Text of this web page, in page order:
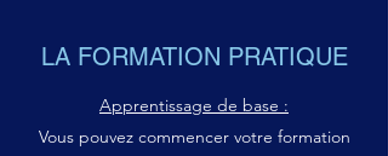
LA FORMATION PRATIQUE
Apprentissage de base :
Vous pouvez commencer votre formation